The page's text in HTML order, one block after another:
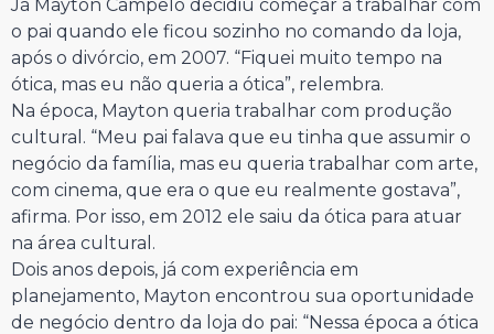
Já Mayton Campelo decidiu começar a trabalhar com
o pai quando ele ficou sozinho no comando da loja,
após o divórcio, em 2007. “Fiquei muito tempo na
ótica, mas eu não queria a ótica”, relembra.
Na época, Mayton queria trabalhar com produção
cultural. “Meu pai falava que eu tinha que assumir o
negócio da família, mas eu queria trabalhar com arte,
com cinema, que era o que eu realmente gostava”,
afirma. Por isso, em 2012 ele saiu da ótica para atuar
na área cultural.
Dois anos depois, já com experiência em
planejamento, Mayton encontrou sua oportunidade
de negócio dentro da loja do pai: “Nessa época a ótica